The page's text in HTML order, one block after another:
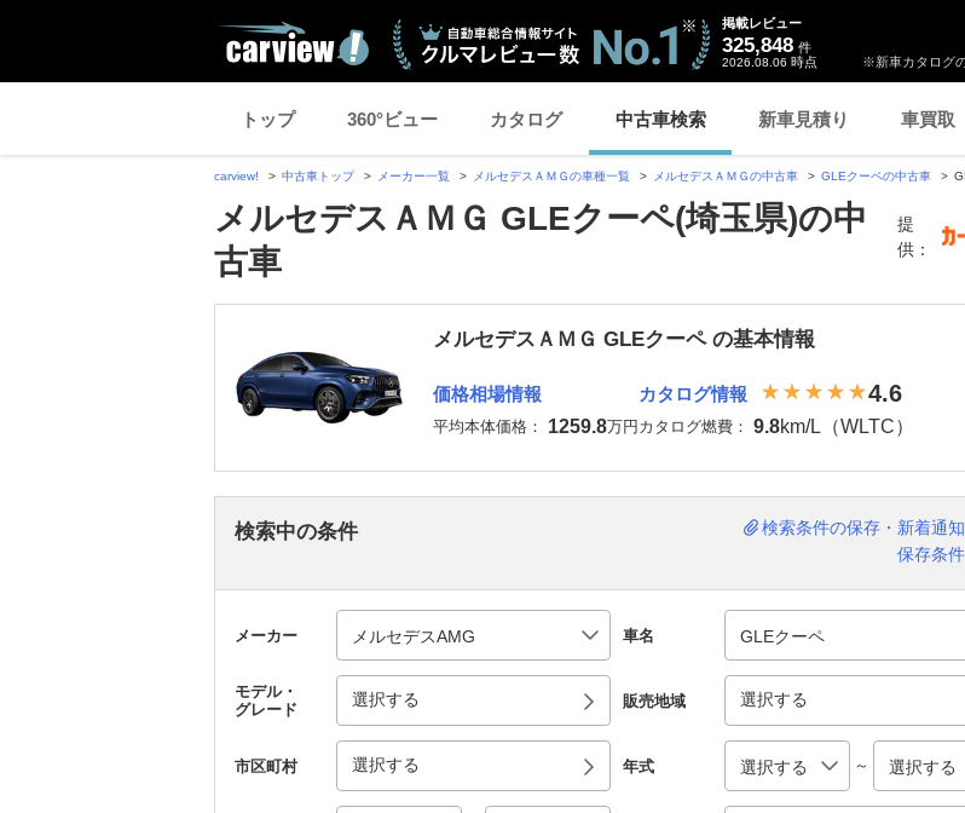
※新車カタログ
掲載レビュー
325,848 件
2026.08.06 時点
トップ 360°ビュー カタログ 中古車検索 新車見積り 車買取
carview! 中古車トップ メーカー一覧 メルセデスＡＭＧの車種一覧 メルセデスＡＭＧの中古車 GLEクーペの中古車
メルセデスＡＭＧ GLEクーペ(埼玉県)の中
古車
提
供：
メルセデスＡＭＧ GLEクーペ の基本情報
価格相場情報
平均本体価格： 1259.8万円
カタログ情報 4.6
カタログ燃費： 9.8km/L（WLTC）
検索中の条件
検索条件の保存・新着通
保存条
メーカー 車名
モデル・
グレード
選択する 販売地域 選択する
市区町村 選択する 年式 ～